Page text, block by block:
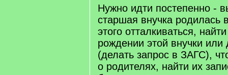
q
]
Нужно идти постепенно -
старшая внучка родилась
этого отталкиваться,
рождении этой внучки или
(делать запрос в ЗАГС),
о родителях, найти их